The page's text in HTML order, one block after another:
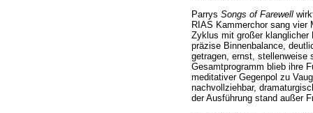
Parrys Songs of Farewell
RIAS Kammerchor sang vier
Zyklus mit großer klanglicher
präzise Binnenbalance,
getragen, ernst, stellenweise
Gesamtprogramm blieb ihre
meditativer Gegenpol zu
nachvollziehbar,
der Ausführung stand außer